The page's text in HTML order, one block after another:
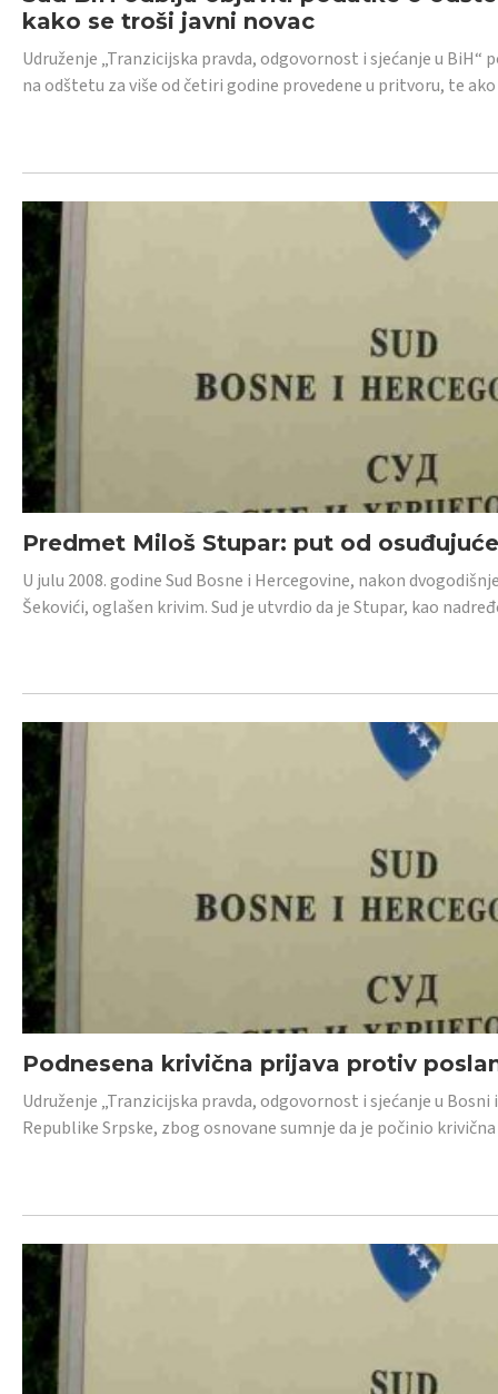
kako se troši javni novac
Udruženje „Tranzicijska pravda, odgovornost i sjećanje u
na odštetu za više od četiri godine provedene u pritvoru, te
Predmet Miloš Stupar: put od
U julu 2008. godine Sud Bosne i Hercegovine, nakon
Šekovići, oglašen krivim. Sud je utvrdio da je Stupar, kao
Podnesena krivična prijava protiv
Udruženje „Tranzicijska pravda, odgovornost i sjećanje u
Republike Srpske, zbog osnovane sumnje da je počinio